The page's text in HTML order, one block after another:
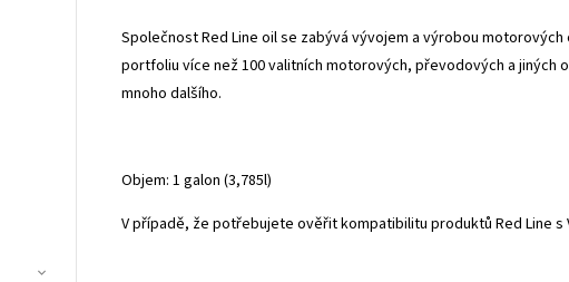
Společnost Red Line oil se zabývá vývojem a výrobou
portfoliu více než 100 valitních motorových, převodových a jiných
mnoho dalšího.
Objem: 1 galon (3,785l)
V případě, že potřebujete ověřit kompatibilitu produktů Red Line